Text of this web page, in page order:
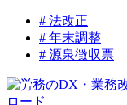
# 法改正
# 年末調整
# 源泉徴収票